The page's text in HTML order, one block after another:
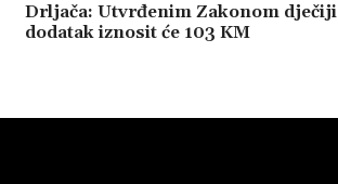
Drljača: Utvrđenim Zakonom dječiji
dodatak iznosit će 103 KM